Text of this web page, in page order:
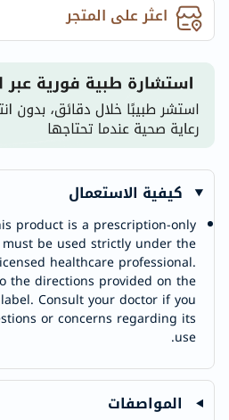
اعثر على المتجر
كيفية الاستعمال
product is a prescription-only
be used strictly under the
healthcare professional.
the directions provided on the
Consult your doctor if you
or concerns regarding its
use.
المواصفات